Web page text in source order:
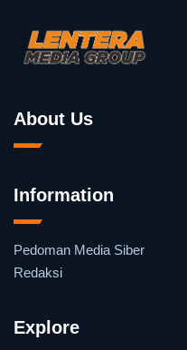
About Us
Information
Pedoman Media Siber
Redaksi
Explore